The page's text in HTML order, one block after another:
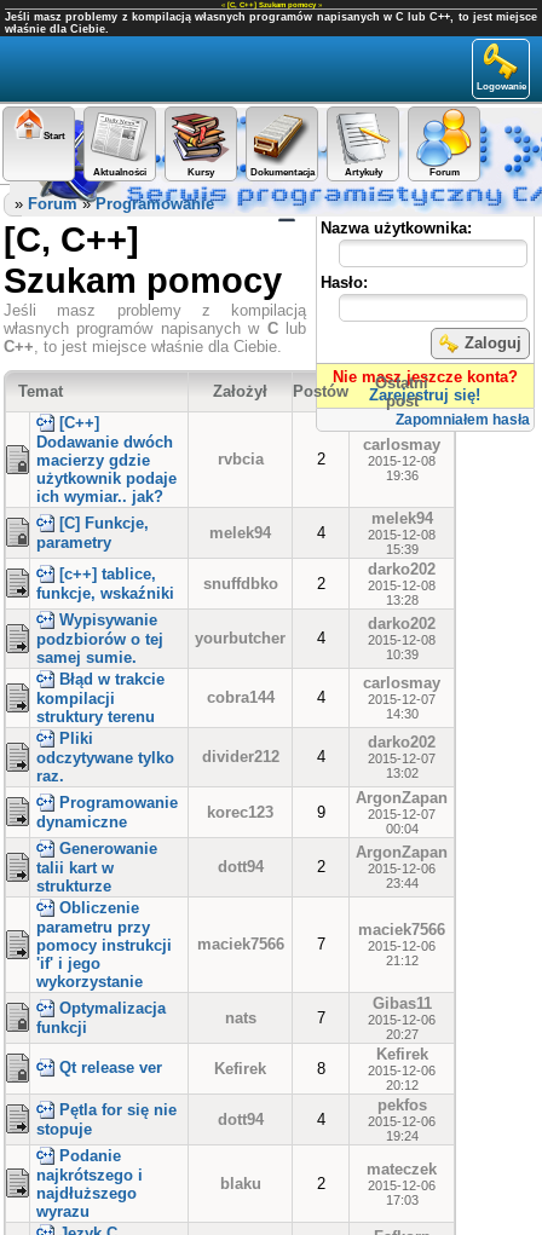
« [C, C++] Szukam pomocy»
Jeśli masz problemy z kompilacją własnych programów napisanych w C lub C++, to jest miejsce
właśnie dla Ciebie.
Logowanie
Start
Aktualności Kursy Dokumentacja Artykuły Forum
Panel użytkownika
Nazwa użytkownika:
Hasło:
Zaloguj
Nie masz jeszcze konta?
Zarejestruj się!
Zapomniałem hasła
» Forum»Programowanie
[C, C++]
Szukam pomocy
Jeśli masz problemy z kompilacją
własnych programów napisanych w Club
C++, to jest miejsce właśnie dla Ciebie.
Temat Założył Postów
Ostatni
post
[C++]
Dodawanie dwóch
macierzy gdzie
użytkownik podaje
ich wymiar.. jak?
rvbcia 2
carlosmay
2015-12-08
19:36
[C] Funkcje,
parametry
melek94 4
melek94
2015-12-08
15:39
[c++] tablice,
funkcje, wskaźniki
snuffdbko 2
darko202
2015-12-08
13:28
Wypisywanie
podzbiorów o tej
samej sumie.
yourbutcher 4
darko202
2015-12-08
10:39
Błąd w trakcie
kompilacji
struktury terenu
cobra144 4
carlosmay
2015-12-07
14:30
Pliki
odczytywane tylko
raz.
divider212 4
darko202
2015-12-07
13:02
Programowanie
dynamiczne
korec123 9
ArgonZapan
2015-12-07
00:04
Generowanie
talii kart w
strukturze
dott94 2
ArgonZapan
2015-12-06
23:44
Obliczenie
parametru przy
pomocy instrukcji
'if' i jego
wykorzystanie
maciek7566 7
maciek7566
2015-12-06
21:12
Optymalizacja
funkcji
nats 7
Gibas11
2015-12-06
20:27
Qt release ver Kefirek 8
Kefirek
2015-12-06
20:12
Pętla for się nie
stopuje
dott94 4
pekfos
2015-12-06
19:24
Podanie
najkrótszego i
najdłuższego
wyrazu
blaku 2
mateczek
2015-12-06
17:03